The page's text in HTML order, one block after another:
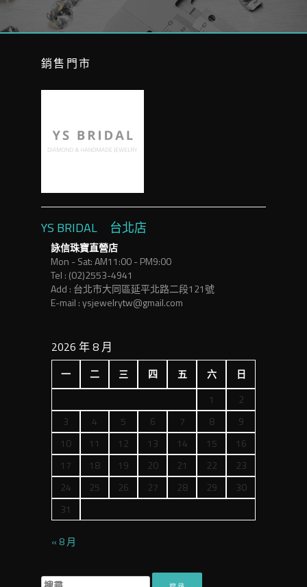
銷售門市
YS BRIDAL 台北店
詠信珠寶直營店
Mon - Sat: AM11:00 - PM9:00
Tel : (02)2553-4941
Add : 台北市大同區延平北路二段121號
E-mail : ysjewelrytw@gmail.com
2026 年 8 月
一 二 三 四 五 六
日
1
2
3
4 5 6 7 8
9
10
11 12 13 14 15
16
17
18 19 20 21 22
23
24
25 26 27 28 29
30
31
« 8 月
搜